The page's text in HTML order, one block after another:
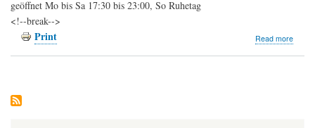
geöffnet Mo bis Sa 17:30 bis 23:00, So Ruhetag
<!--break-->
Print Read moreabout